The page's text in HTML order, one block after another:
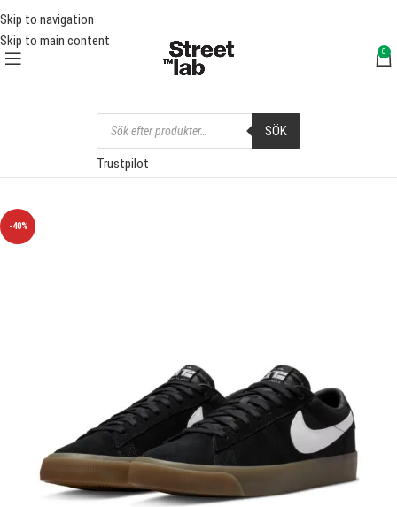
Skip to navigation
Skip to main content
FRAKT ÖVER 1000 SEK
0
SÖK
Trustpilot
-40%